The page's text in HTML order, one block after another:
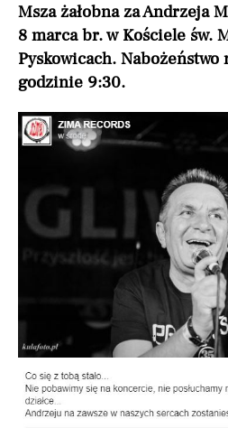
Msza żałobna za Andrzeja
8 marca br. w Kościele św.
Pyskowicach.
godzinie 9:30.